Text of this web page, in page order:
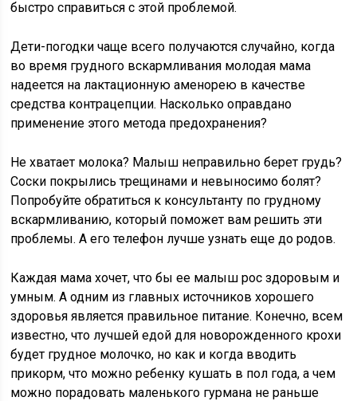
быстро справиться с этой проблемой.
Дети-погодки чаще всего получаются случайно, когда
во время грудного вскармливания молодая мама
надеется на лактационную аменорею в качестве
средства контрацепции. Насколько оправдано
применение этого метода предохранения?
Не хватает молока? Малыш неправильно берет грудь?
Соски покрылись трещинами и невыносимо болят?
Попробуйте обратиться к консультанту по грудному
вскармливанию, который поможет вам решить эти
проблемы. А его телефон лучше узнать еще до родов.
Каждая мама хочет, что бы ее малыш рос здоровым и
умным. А одним из главных источников хорошего
здоровья является правильное питание. Конечно, всем
известно, что лучшей едой для новорожденного крохи
будет грудное молочко, но как и когда вводить
прикорм, что можно ребенку кушать в пол года, а чем
можно порадовать маленького гурмана не раньше